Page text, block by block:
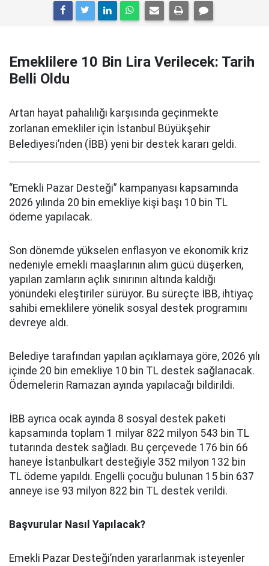
Emeklilere 10 Bin Lira Verilecek: Tarih
Belli Oldu
Artan hayat pahalılığı karşısında geçinmekte
zorlanan emekliler için İstanbul Büyükşehir
Belediyesi’nden (İBB) yeni bir destek kararı geldi.
“Emekli Pazar Desteği” kampanyası kapsamında
2026 yılında 20 bin emekliye kişi başı 10 bin TL
ödeme yapılacak.
Son dönemde yükselen enflasyon ve ekonomik kriz
nedeniyle emekli maaşlarının alım gücü düşerken,
yapılan zamların açlık sınırının altında kaldığı
yönündeki eleştiriler sürüyor. Bu süreçte İBB, ihtiyaç
sahibi emeklilere yönelik sosyal destek programını
devreye aldı.
Belediye tarafından yapılan açıklamaya göre, 2026 yılı
içinde 20 bin emekliye 10 bin TL destek sağlanacak.
Ödemelerin Ramazan ayında yapılacağı bildirildi.
İBB ayrıca ocak ayında 8 sosyal destek paketi
kapsamında toplam 1 milyar 822 milyon 543 bin TL
tutarında destek sağladı. Bu çerçevede 176 bin 66
haneye İstanbulkart desteğiyle 352 milyon 132 bin
TL ödeme yapıldı. Engelli çocuğu bulunan 15 bin 637
anneye ise 93 milyon 822 bin TL destek verildi.
Başvurular Nasıl Yapılacak?
Emekli Pazar Desteği’nden yararlanmak isteyenler